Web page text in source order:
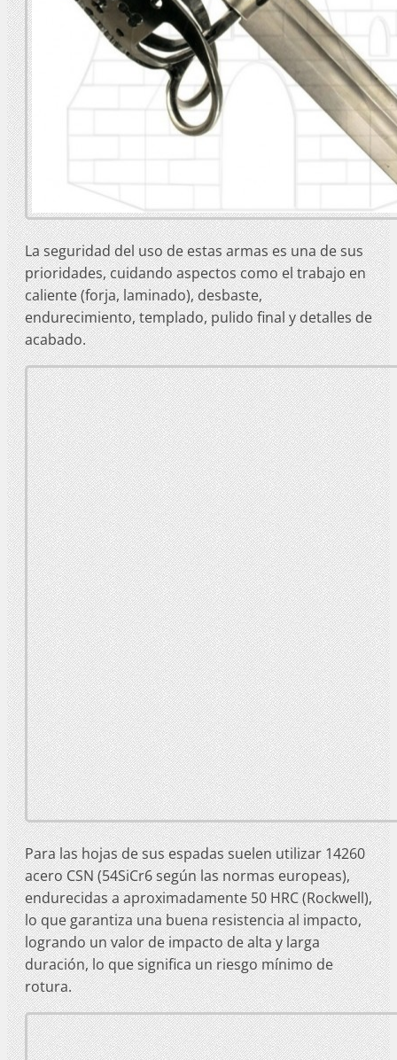
La seguridad del uso de estas armas es una de sus
prioridades, cuidando aspectos como el trabajo en
caliente (forja, laminado), desbaste,
endurecimiento, templado, pulido final y detalles de
acabado.
Para las hojas de sus espadas suelen utilizar 14260
acero CSN (54SiCr6 según las normas europeas),
endurecidas a aproximadamente 50 HRC (Rockwell),
lo que garantiza una buena resistencia al impacto,
logrando un valor de impacto de alta y larga
duración, lo que significa un riesgo mínimo de
rotura.